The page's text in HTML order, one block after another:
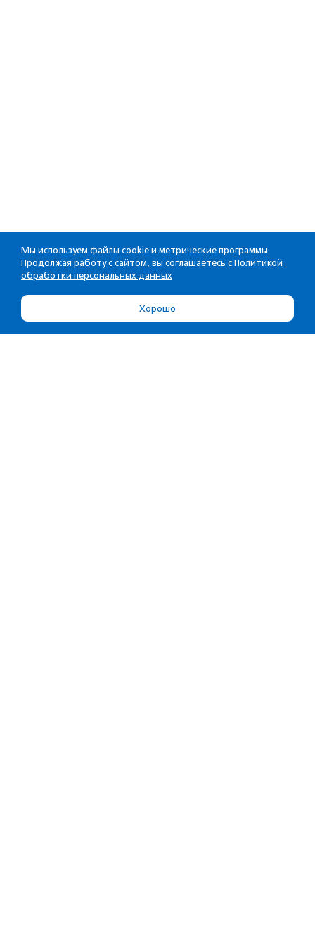
Мы используем файлы cookie и метрические программы.
Продолжая работу с сайтом, вы соглашаетесь с Политикой
обработки персональных данных
Хорошо